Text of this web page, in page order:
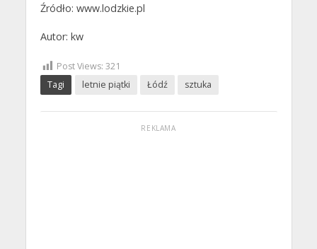
Źródło: www.lodzkie.pl
Autor: kw
Post Views: 321
Tagi
letnie piątki Łódź sztuka
REKLAMA